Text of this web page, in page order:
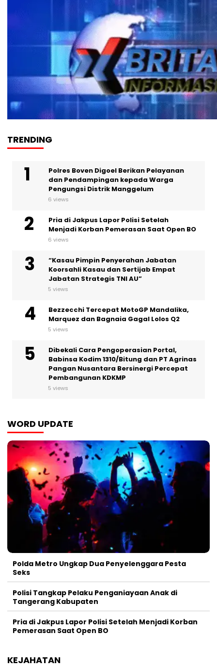
TRENDING
Polres Boven Digoel Berikan Pelayanan
dan Pendampingan kepada Warga
Pengungsi Distrik Manggelum
6 views
Pria di Jakpus Lapor Polisi Setelah
Menjadi Korban Pemerasan Saat Open BO
6 views
“Kasau Pimpin Penyerahan Jabatan
Koorsahli Kasau dan Sertijab Empat
Jabatan Strategis TNI AU”
5 views
Bezzecchi Tercepat MotoGP Mandalika,
Marquez dan Bagnaia Gagal Lolos Q2
5 views
Dibekali Cara Pengoperasian Portal,
Babinsa Kodim 1310/Bitung dan PT Agrinas
Pangan Nusantara Bersinergi Percepat
Pembangunan KDKMP
5 views
WORD UPDATE
Polda Metro Ungkap Dua Penyelenggara Pesta
Seks
Polisi Tangkap Pelaku Penganiayaan Anak di
Tangerang Kabupaten
Pria di Jakpus Lapor Polisi Setelah Menjadi Korban
Pemerasan Saat Open BO
KEJAHATAN